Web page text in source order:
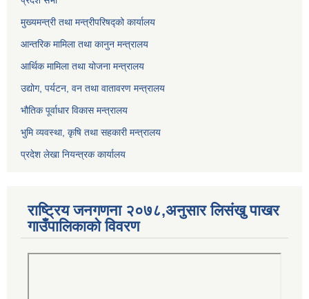
मुख्यमन्त्री तथा मन्त्रीपरिषद्को कार्यालय
आन्तरिक मामिला तथा कानुन मन्त्रालय
आर्थिक मामिला तथा योजना मन्त्रालय
उद्योग, पर्यटन, वन तथा वातावरण मन्त्रालय
भौतिक पूर्वाधार विकास मन्त्रालय
भुमि व्यवस्था, कृषि तथा सहकारी मन्त्रालय
प्रदेश लेखा नियन्त्रक कार्यालय
राष्ट्रिय जनगणना २०७८,अनुसार लिसंखु पाखर
गाउँपालिकाको विवरण